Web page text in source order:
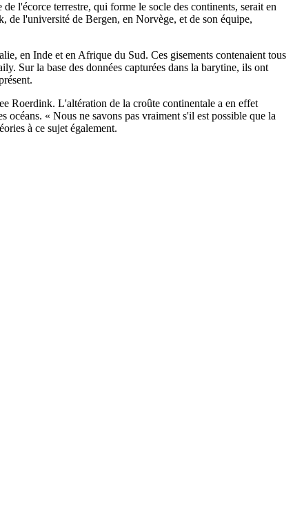
l'écorce terrestre, qui forme le socle des continents, serait en
de l'université de Bergen, en Norvège, et de son équipe,
en Inde et en Afrique du Sud. Ces gisements contenaient tous
Sur la base des données capturées dans la barytine, ils ont
Roerdink. L'altération de la croûte continentale a en effet
océans. « Nous ne savons pas vraiment s'il est possible que la
à ce sujet également.